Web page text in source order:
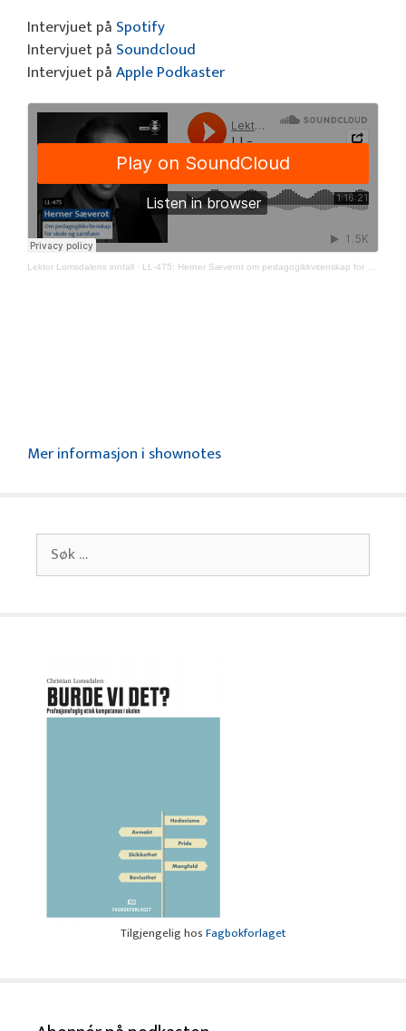
Intervjuet på Spotify
Intervjuet på Soundcloud
Intervjuet påApple Podkaster
Lektor Lomsdalens innfall · LL-475: Herner Sæverot om pedagogikkvitenskap for skole og samfunn
Mer informasjon i shownotes
Søk
etter:
Tilgjengelig hosFagbokforlaget